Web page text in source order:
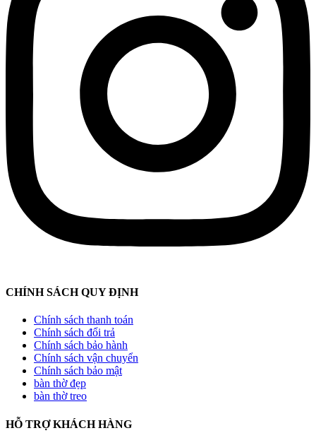
CHÍNH SÁCH QUY ĐỊNH
Chính sách thanh toán
Chính sách đổi trả
Chính sách bảo hành
Chính sách vận chuyển
Chính sách bảo mật
bàn thờ đẹp
bàn thờ treo
HỖ TRỢ KHÁCH HÀNG